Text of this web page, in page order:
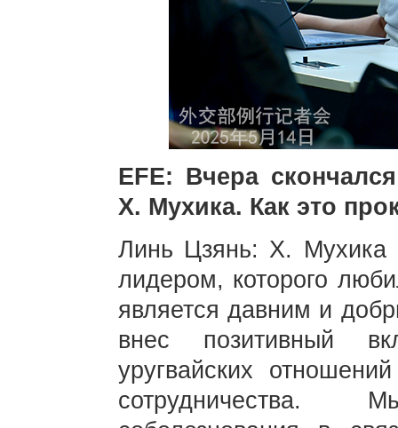
EFE: Вчера
Х. Мухика. Как это
Линь Цзянь: Х. Мухика
лидером, которого
является давним и
внес позитивный
уругвайских